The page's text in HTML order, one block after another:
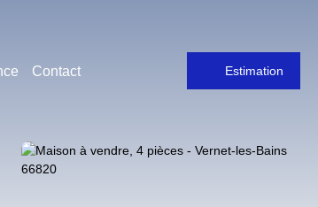
Contact Estimation